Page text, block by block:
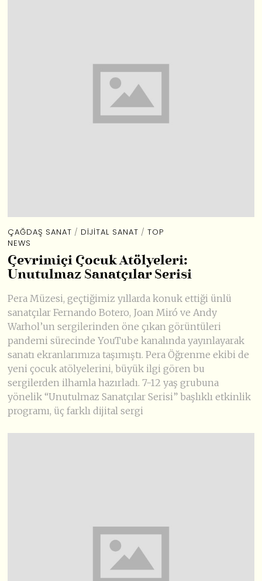
ÇAĞDAŞ SANAT / DIJITAL SANAT / TOP
NEWS
Çevrimiçi Çocuk Atölyeleri:
Unutulmaz Sanatçılar Serisi
Pera Müzesi, geçtiğimiz yıllarda konuk ettiği ünlü
sanatçılar Fernando Botero, Joan Miró ve Andy
Warhol’un sergilerinden öne çıkan görüntüleri
pandemi sürecinde YouTube kanalında yayınlayarak
sanatı ekranlarımıza taşımıştı. Pera Öğrenme ekibi de
yeni çocuk atölyelerini, büyük ilgi gören bu
sergilerden ilhamla hazırladı. 7-12 yaş grubuna
yönelik “Unutulmaz Sanatçılar Serisi” başlıklı etkinlik
programı, üç farklı dijital sergi